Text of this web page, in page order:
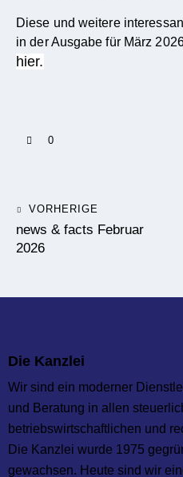
Diese und weitere
in der Ausgabe für März
hier.
0
VORHERIGE
news & facts Februar
2026
Die Kanzlei
Wir sind ein moderner
und Beratung in allen
betriebswirtschaftlichen und
Die Kanzlei wurde 1975
gewachsen. Heute sind wir